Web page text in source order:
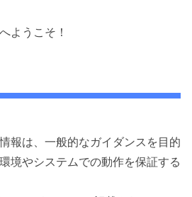
ようこそ！
報は、一般的なガイダンスを目的
境やシステムでの動作を保証する